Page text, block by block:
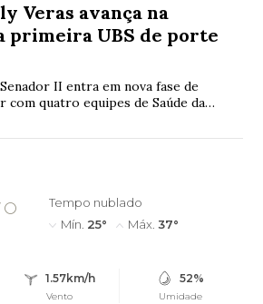
Veras avança na
primeira UBS de porte
II entra em nova fase de
com quatro equipes de Saúde da
Tempo nublado
Mín. 25° Máx. 37°
1.57km/h
Vento
52%
Umidade